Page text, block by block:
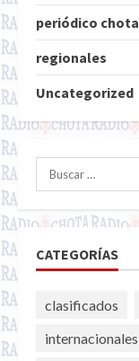
periódico chota
regionales
Uncategorized
Buscar:
CATEGORÍAS
clasificados
internacionales